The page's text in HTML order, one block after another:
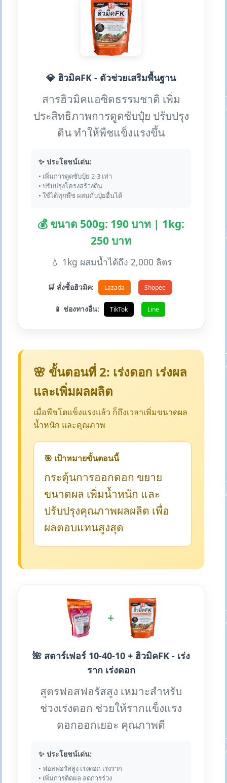
💎 ฮิวมิคFK - ตัวช่วยเสริมพื้นฐาน
สารฮิวมิคแอซิดธรรมชาติ เพิ่ม
ประสิทธิภาพการดูดซับปุ๋ย ปรับปรุง
ดิน ทำให้พืชแข็งแรงขึ้น
✨ ประโยชน์เด่น:
• เพิ่มการดูดซับปุ๋ย 2-3 เท่า
• ปรับปรุงโครงสร้างดิน
• ใช้ได้ทุกพืช ผสมกับปุ๋ยอื่นได้
💰 ขนาด 500g: 190 บาท | 1kg:
250 บาท
💧 1kg ผสมน้ำได้ถึง 2,000 ลิตร
🛒 สั่งซื้อฮิวมิค: Lazada Shopee
📱 ช่องทางอื่น: TikTok Line
🌸 ขั้นตอนที่ 2: เร่งดอก เร่งผล
และเพิ่มผลผลิต
เมื่อพืชโตแข็งแรงแล้ว ก็ถึงเวลาเพิ่มขนาดผล
น้ำหนัก และคุณภาพ
🎯 เป้าหมายขั้นตอนนี้
กระตุ้นการออกดอก ขยาย
ขนาดผล เพิ่มน้ำหนัก และ
ปรับปรุงคุณภาพผลผลิต เพื่อ
ผลตอบแทนสูงสุด
+
🌺 สตาร์เฟอร์ 10-40-10 + ฮิวมิคFK - เร่ง
ราก เร่งดอก
สูตรฟอสฟอรัสสูง เหมาะสำหรับ
ช่วงเร่งดอก ช่วยให้รากแข็งแรง
ดอกออกเยอะ คุณภาพดี
✨ ประโยชน์เด่น:
• ฟอสฟอรัสสูง เร่งดอก เร่งราก
• เพิ่มการติดผล ลดการร่วง